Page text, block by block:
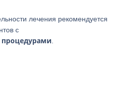
лечения рекомендуется
с